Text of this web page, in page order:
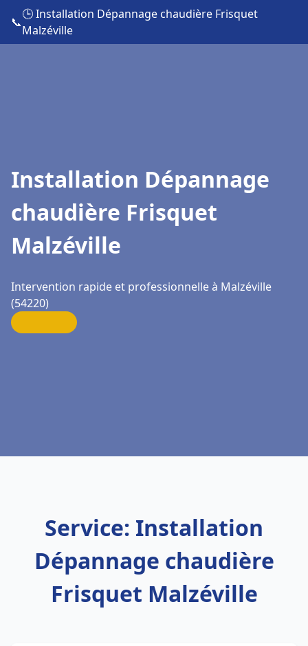
📞
🕒 Installation Dépannage chaudière Frisquet
Malzéville
Installation Dépannage
chaudière Frisquet
Malzéville
Intervention rapide et professionnelle à Malzéville
(54220)
Service: Installation
Dépannage chaudière
Frisquet Malzéville